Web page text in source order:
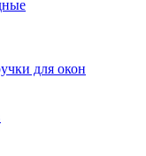
для окон